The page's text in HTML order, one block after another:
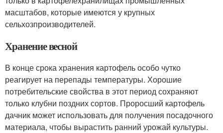
масштабов, которые имеются у крупных
сельхозпроизводителей.
Хранение весной
В конце срока хранения картофель особо чутко
реагирует на перепады температуры. Хорошие
потребительские свойства в этот период сохраняют
только клубни поздних сортов. Проросший картофель
дачник может использовать для получения посадочного
материала, чтобы вырастить ранний урожай культуры.